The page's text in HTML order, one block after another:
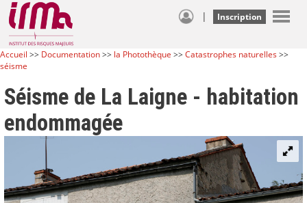
| Inscription
Accueil >> Documentation>> la Photothèque >>Catastrophes naturelles>>
séisme
Séisme de La Laigne - habitation
endommagée